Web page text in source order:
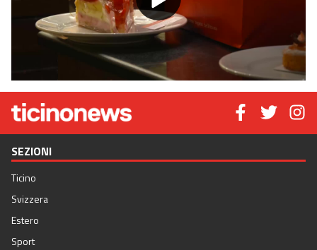
Play
Video
SEZIONI
Ticino
Svizzera
Estero
Sport